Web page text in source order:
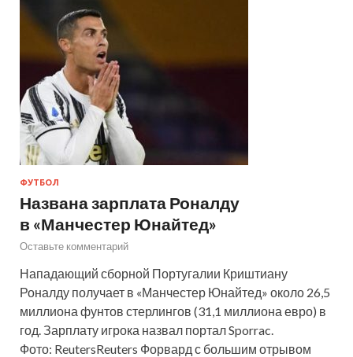
ФУТБОЛ
Названа зарплата Роналду
в «Манчестер Юнайтед»
Оставьте комментарий
Нападающий сборной Португалии Криштиану
Роналду получает в «Манчестер Юнайтед» около 26,5
миллиона фунтов стерлингов (31,1 миллиона евро) в
год. Зарплату игрока назвал портал Sporrac.
Фото: ReutersReuters Форвард с большим отрывом